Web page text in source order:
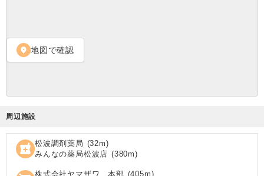
location_on 地図で確認
周辺施設
local_pharmacy 松波調剤薬局 (32m)
みんなの薬局松波店 (380m)
株式会社ヤマザワ 本部 (405m)